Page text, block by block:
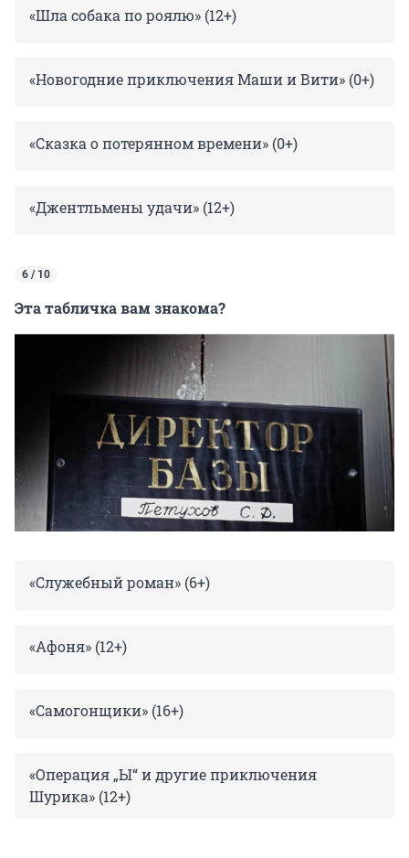
«Шла собака по роялю» (12+)
«Новогодние приключения Маши и Вити» (0+)
«Сказка о потерянном времени» (0+)
«Джентльмены удачи» (12+)
6 / 10
Эта табличка вам знакома?
«Служебный роман» (6+)
«Афоня» (12+)
«Самогонщики» (16+)
«Операция „Ы“ и другие приключения
Шурика» (12+)